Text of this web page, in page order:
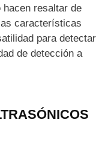
resaltar de
características
para detectar
de detección a